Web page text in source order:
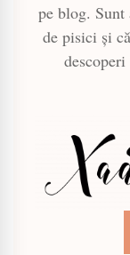
pe blog.
de pisici și